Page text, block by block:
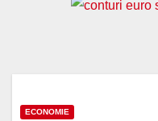
ECONOMIE